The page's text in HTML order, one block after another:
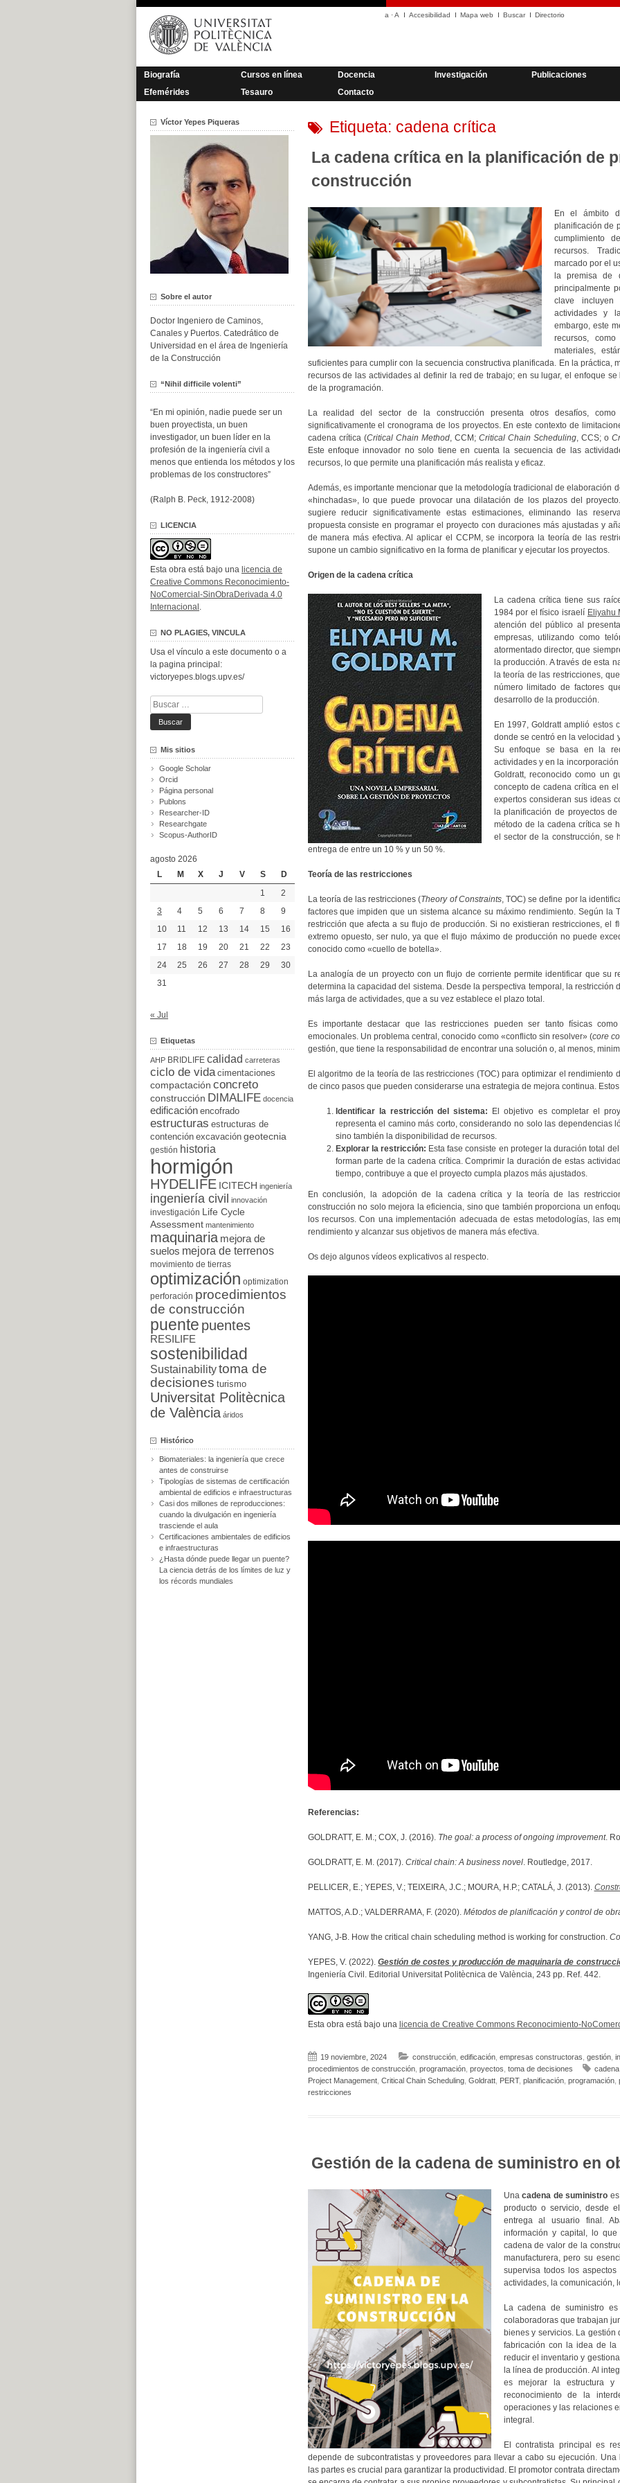
Saltar
contenido
a ·A Accesibilidad Mapa web Buscar Directorio
Biografía Cursos en línea Docencia Investigación Publicaciones
Efemérides
Tesauro Contacto
Etiqueta: cadena crítica
La cadena crítica en la planificación de
construcción
En el ámbito
planificación de
cumplimiento
recursos.
marcado por el
la premisa de
principalmente
clave
actividades y
embargo, este
recursos,
materiales,
suficientes para cumplir con la secuencia constructiva planificada. En la práctica,
recursos de las actividades al definir la red de trabajo; en su lugar, el enfoque
de la programación.
La realidad del sector de la construcción presenta otros desafíos,
significativamente el cronograma de los proyectos. En este contexto de
cadena crítica (Critical Chain Method, CCM; Critical Chain Scheduling, CCS; o
Este enfoque innovador no solo tiene en cuenta la secuencia de las
recursos, lo que permite una planificación más realista y eficaz.
Además, es importante mencionar que la metodología tradicional de elaboración
«hinchadas», lo que puede provocar una dilatación de los plazos del
sugiere reducir significativamente estas estimaciones, eliminando las
propuesta consiste en programar el proyecto con duraciones más ajustadas y
de manera más efectiva. Al aplicar el CCPM, se incorpora la teoría de las
supone un cambio significativo en la forma de planificar y ejecutar los proyectos.
Origen de la cadena crítica
La cadena crítica tiene sus
1984 por el físico israelí Eliyahu
atención del público al
empresas, utilizando como
atormentado director, que
la producción. A través de esta
la teoría de las restricciones,
número limitado de factores
desarrollo de la producción.
En 1997, Goldratt amplió estos
donde se centró en la velocidad
Su enfoque se basa en la
actividades y en la
Goldratt, reconocido como un
concepto de cadena crítica en
expertos consideran sus ideas
la planificación de proyectos
método de la cadena crítica se
el sector de la construcción, se
entrega de entre un 10 % y un 50 %.
Teoría de las restricciones
La teoría de las restricciones (Theory of Constraints, TOC) se define por la
factores que impiden que un sistema alcance su máximo rendimiento. Según la
restricción que afecta a su flujo de producción. Si no existieran restricciones, el
extremo opuesto, ser nulo, ya que el flujo máximo de producción no puede
conocido como «cuello de botella».
La analogía de un proyecto con un flujo de corriente permite identificar que su
determina la capacidad del sistema. Desde la perspectiva temporal, la restricción
más larga de actividades, que a su vez establece el plazo total.
Es importante destacar que las restricciones pueden ser tanto físicas
emocionales. Un problema central, conocido como «conflicto sin resolver» (core
gestión, que tiene la responsabilidad de encontrar una solución o, al menos,
El algoritmo de la teoría de las restricciones (TOC) para optimizar el rendimiento
de cinco pasos que pueden considerarse una estrategia de mejora continua.
Identificar la restricción del sistema: El objetivo es completar el
representa el camino más corto, considerando no solo las dependencias
sino también la disponibilidad de recursos.
Explorar la restricción: Esta fase consiste en proteger la duración total
forman parte de la cadena crítica. Comprimir la duración de estas
tiempo, contribuye a que el proyecto cumpla plazos más ajustados.
En conclusión, la adopción de la cadena crítica y la teoría de las
construcción no solo mejora la eficiencia, sino que también proporciona un
los recursos. Con una implementación adecuada de estas metodologías, las
rendimiento y alcanzar sus objetivos de manera más efectiva.
Os dejo algunos vídeos explicativos al respecto.
Referencias:
GOLDRATT, E. M.; COX, J. (2016). The goal: a process of ongoing improvement.
GOLDRATT, E. M. (2017). Critical chain: A business novel. Routledge, 2017.
PELLICER, E.; YEPES, V.; TEIXEIRA, J.C.; MOURA, H.P.; CATALÁ, J. (2013).
MATTOS, A.D.; VALDERRAMA, F. (2020). Métodos de planificación y control de
YANG, J-B. How the critical chain scheduling method is working for construction.
YEPES, V. (2022).Gestión de costes y producción de maquinaria de
Ingeniería Civil. Editorial Universitat Politècnica de València, 243 pp. Ref. 442.
Esta obra está bajo una licencia de Creative Commons Reconocimiento-
19 noviembre, 2024 construcción, edificación, empresas constructoras gestión,
procedimientos de construcción, programación, proyectos toma de decisiones
Project Management, Critical Chain Scheduling, Goldratt, PERT, planificación, programación,
restricciones
Gestión de la cadena de suministro en
Unacadena de suministro
producto o servicio, desde
entrega al usuario final.
información y capital, lo
cadena de valor de la
manufacturera, pero su
supervisa todos los
actividades, la comunicación,
La cadena de suministro
colaboradoras que trabajan
bienes y servicios. La gestión
fabricación con la idea de la
reducir el inventario y
la línea de producción. Al
es mejorar la estructura
reconocimiento de la
operaciones y las relaciones
integral.
El contratista principal es
depende de subcontratistas y proveedores para llevar a cabo su ejecución.
las partes es crucial para garantizar la productividad. El promotor contrata
Víctor Yepes Piqueras
Sobre el autor
Doctor Ingeniero de Caminos,
Canales y Puertos. Catedrático de
Universidad en el área de Ingeniería
de la Construcción
“Nihil difficile volenti”
“En mi opinión, nadie puede ser un
buen proyectista, un buen
investigador, un buen líder en la
profesión de la ingeniería civil a
menos que entienda los métodos y los
problemas de los constructores”
(Ralph B. Peck, 1912-2008)
LICENCIA
Esta obra está bajo una licencia de
Creative Commons Reconocimiento-
NoComercial-SinObraDerivada 4.0
Internacional .
NO PLAGIES, VINCULA
Usa el vínculo a este documento o a
la pagina principal:
victoryepes.blogs.upv.es/
Buscar:
Mis sitios
Google Scholar
Orcid
Página personal
Publons
Researcher-ID
Researchgate
Scopus-AuthorID
agosto 2026
L
M X J V S
D
1
2
3
4 5 6 7 8
9
10
11 12 13 14 15
16
17
18 19 20 21 22
23
24
25 26 27 28 29
30
31
« Jul
Etiquetas
AHP BRIDLIFE calidad carreteras
ciclo de vida cimentaciones
compactación concreto
construcción DIMALIFE docencia
edificación encofrado
estructuras estructuras de
contención excavación geotecnia
gestión historia
hormigón
HYDELIFE ICITECH ingeniería
ingeniería civil innovación
investigación
Life Cycle
Assessment mantenimiento
maquinaria mejora de
suelos mejora de terrenos
movimiento de tierras
optimización optimization
perforación procedimientos
de construcción
puente puentes
RESILIFE
sostenibilidad
Sustainabilitytoma de
decisiones turismo
Universitat Politècnica
de València áridos
Histórico
Biomateriales: la ingeniería que crece
antes de construirse
Tipologías de sistemas de certificación
ambiental de edificios e infraestructuras
Casi dos millones de reproducciones:
cuando la divulgación en ingeniería
trasciende el aula
Certificaciones ambientales de edificios
e infraestructuras
¿Hasta dónde puede llegar un puente?
La ciencia detrás de los límites de luz y
los récords mundiales